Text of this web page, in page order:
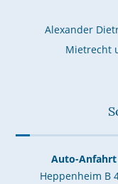
Alexander
Mietrecht
Auto-Anfahrt
Heppenheim B